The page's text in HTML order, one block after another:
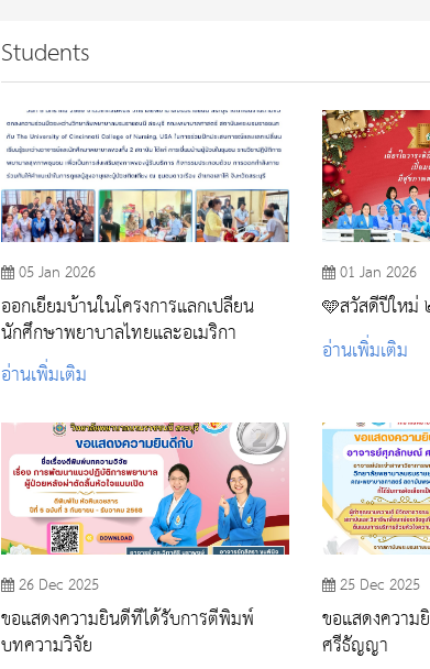
Students
05 Jan 2026
ออกเยี่ยมบ้านในโครงการแลกเปลี่ยน
นักศึกษาพยาบาลไทยและอเมริกา
อ่านเพิ่มเติม
01 Jan 2026
🩵สวัสดีปีให
อ่านเพิ่มเติม
26 Dec 2025
ขอแสดงความยินดีที่ได้รับการตีพิมพ์
บทความวิจัย
25 Dec 2025
ขอแสดงควา
ศรีธัญญา